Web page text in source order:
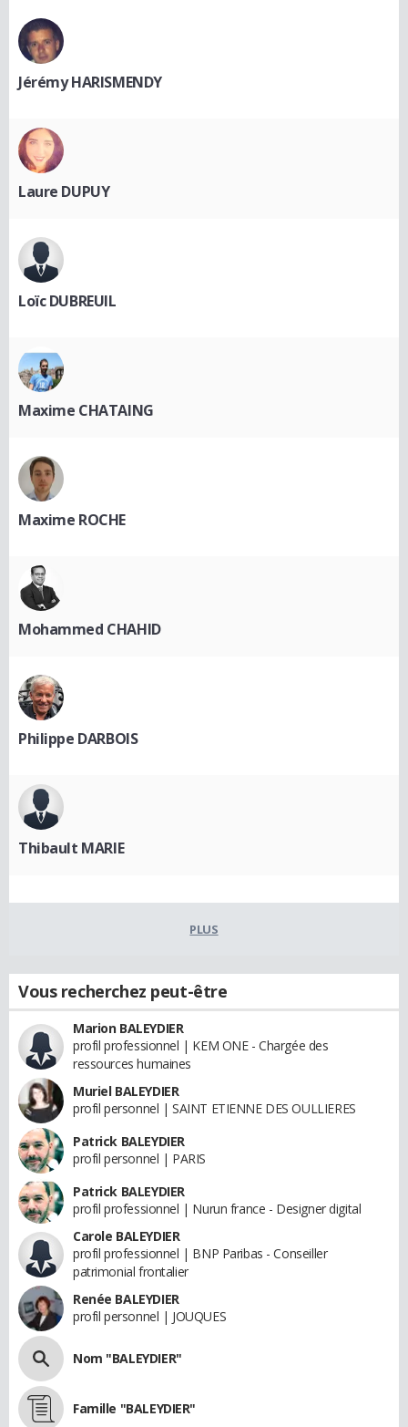
Jérémy HARISMENDY
Laure DUPUY
Loïc DUBREUIL
Maxime CHATAING
Maxime ROCHE
Mohammed CHAHID
Philippe DARBOIS
Thibault MARIE
PLUS
Vous recherchez peut-être
Marion BALEYDIER
profil professionnel | KEM ONE - Chargée des
ressources humaines
Muriel BALEYDIER
profil personnel | SAINT ETIENNE DES OULLIERES
Patrick BALEYDIER
profil personnel | PARIS
Patrick BALEYDIER
profil professionnel | Nurun france - Designer digital
Carole BALEYDIER
profil professionnel | BNP Paribas - Conseiller
patrimonial frontalier
Renée BALEYDIER
profil personnel | JOUQUES
Nom "BALEYDIER"
Famille "BALEYDIER"